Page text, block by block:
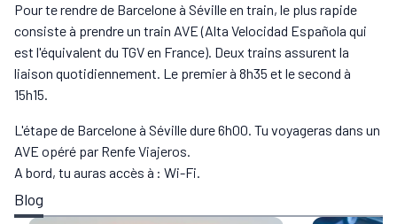
Pour te rendre de Barcelone à Séville en train, le plus rapide
consiste à prendre un train AVE (Alta Velocidad Española qui
est l'équivalent du TGV en France). Deux trains assurent la
liaison quotidiennement. Le premier à 8h35 et le second à
15h15.
L'étape de Barcelone à Séville dure 6h00. Tu voyageras dans un
AVE opéré par Renfe Viajeros.
A bord, tu auras accès à : Wi-Fi.
Blog